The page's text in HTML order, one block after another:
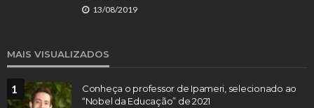
13/08/2019
MAIS VISUALIZADOS
1
Conheça o professor de Ipameri, selecionado ao
“Nobel da Educação” de 2021